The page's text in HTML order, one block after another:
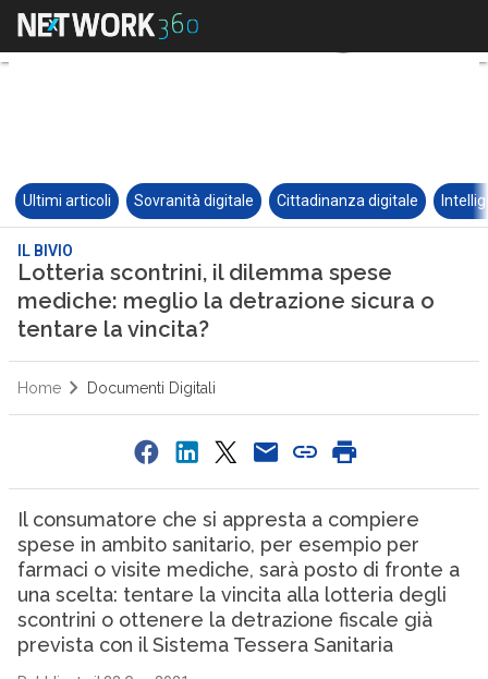
Ultimi articoli Sovranità digitale Cittadinanza digitale
IL BIVIO
Lotteria scontrini, il dilemma spese
mediche: meglio la detrazione sicura o
tentare la vincita?
Home Documenti Digitali
Il consumatore che si appresta a compiere
spese in ambito sanitario, per esempio per
farmaci o visite mediche, sarà posto di fronte a
una scelta: tentare la vincita alla lotteria degli
scontrini o ottenere la detrazione fiscale già
prevista con il Sistema Tessera Sanitaria